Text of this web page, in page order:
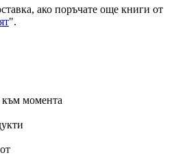
, ако поръчате още книги от
".
момента